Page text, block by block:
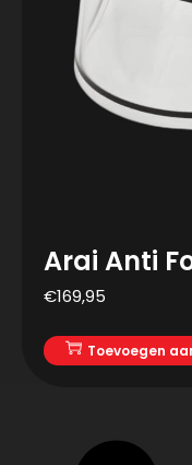
Arai Anti
€169,95
Toevoegen